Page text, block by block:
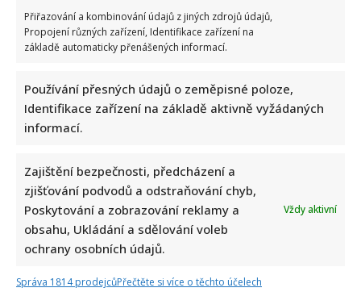
Přiřazování a kombinování údajů z jiných zdrojů údajů,
Propojení různých zařízení, Identifikace zařízení na
základě automaticky přenášených informací.
Používání přesných údajů o zeměpisné poloze,
Identifikace zařízení na základě aktivně vyžádaných
informací.
Zajištění bezpečnosti, předcházení a
zjišťování podvodů a odstraňování chyb,
Poskytování a zobrazování reklamy a
obsahu, Ukládání a sdělování voleb
ochrany osobních údajů.
Vždy aktivní
Správa 1814 prodejcůPřečtěte si více o těchto účelech
9. 8. 2026
Celebrity
Jak bydlí Bára Basiková: Velký byt vyměnila za menší,
přesto jde stále o velmi prostorný 4+1
9. 8. 2026